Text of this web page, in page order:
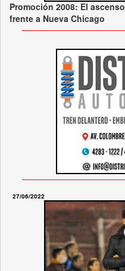
Promoción 2008: El ascenso
frente a Nueva Chicago
27/06/2022